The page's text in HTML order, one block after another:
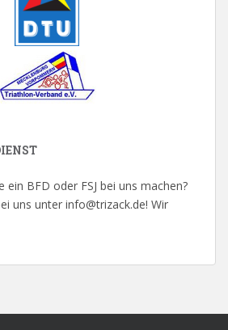
BFD oder FSJ bei uns machen?
uns unter info@trizack.de! Wir